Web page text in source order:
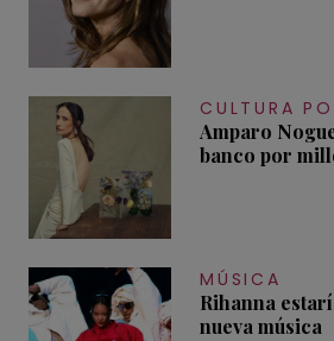
CULTURA
Amparo
banco por
MÚSICA
Rihanna
nueva música